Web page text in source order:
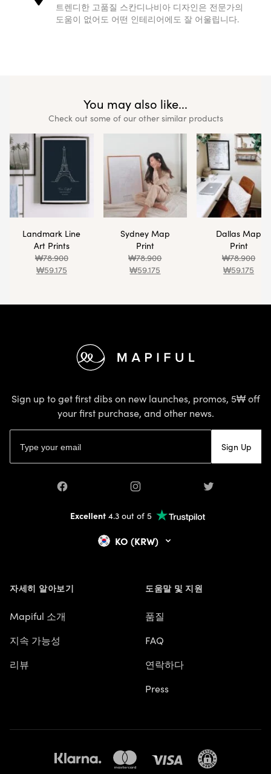
트렌디한 고품질 스칸디나비아 디자인은 전문가의
도움이 없어도 어떤 인테리어에도 잘 어울립니다.
You may also like...
Check out some of our other similar products
Landmark Line
Art Prints
₩78.900
₩59.175
Sydney Map
Print
₩78.900
₩59.175
Dallas Map
Print
₩78.900
₩59.175
Sign up to get first dibs on new launches, promos, 5₩ off
your first purchase, and other news.
Sign Up
Facebook Instagram Twitter
Excellent4.3 out of 5
KO (KRW)
자세히 알아보기
Mapiful 소개
지속 가능성
리뷰
도움말 및 지원
품질
FAQ
연락하다
Press